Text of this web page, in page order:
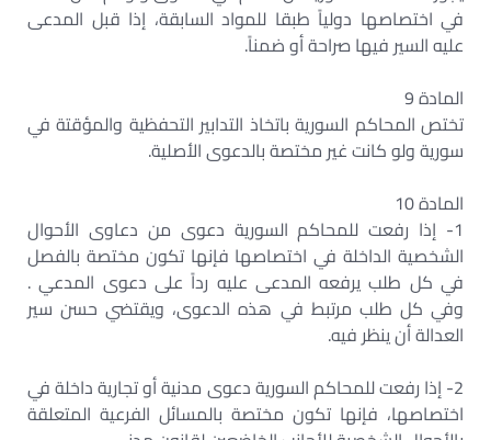
في اختصاصها دولياً طبقا للمواد السابقة، إذا قبل المدعى
عليه السير فيها صراحة أو ضمناً.
المادة 9
تختص المحاكم السورية باتخاذ التدابير التحفظية والمؤقتة في
سورية ولو كانت غير مختصة بالدعوى الأصلية.
المادة 10
1- إذا رفعت للمحاكم السورية دعوى من دعاوى الأحوال
الشخصية الداخلة في اختصاصها فإنها تكون مختصة بالفصل
في كل طلب يرفعه المدعى عليه رداً على دعوى المدعي .
وفي كل طلب مرتبط في هذه الدعوى، ويقتضي حسن سير
العدالة أن ينظر فيه.
2- إذا رفعت للمحاكم السورية دعوى مدنية أو تجارية داخلة في
اختصاصها، فإنها تكون مختصة بالمسائل الفرعية المتعلقة